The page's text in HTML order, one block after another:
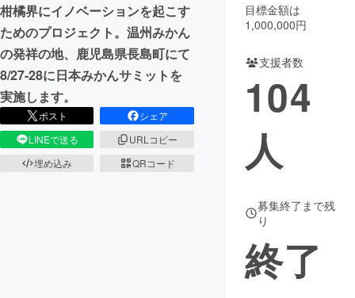
CAMPFIRE for Social Good
CAMPFIRE Creation
CAMPFIREふるさと納税machi-ya コミュニティ
柑橘界にイノベーションを起こす
ためのプロジェクト。温州みかん
の発祥の地、鹿児島県長島町にて
8/27-28に日本みかんサミットを
実施します。
ポスト
シェア
LINEで送る
URLコピー
埋め込み
QRコード
目標金額は
1,000,000円
支援者数
104
人
募集終了まで残
り
終了